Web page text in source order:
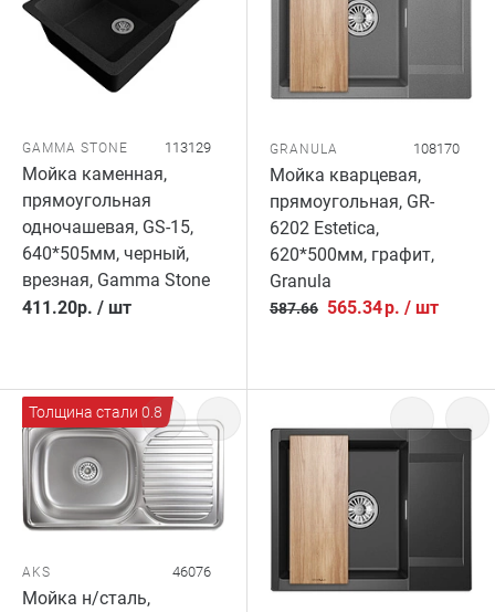
GAMMA STONE 113129
Мойка каменная,
прямоугольная
одночашевая, GS-15,
640*505мм, черный,
врезная, Gamma Stone
411.20р. / шт
GRANULA 108170
Мойка кварцевая,
прямоугольная, GR-
6202 Estetica,
620*500мм, графит,
Granula
587.66 565.34р. / шт
Толщина стали 0.8
AKS 46076
Мойка н/сталь,